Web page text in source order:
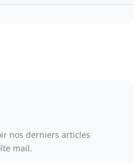
nos derniers articles
mail.